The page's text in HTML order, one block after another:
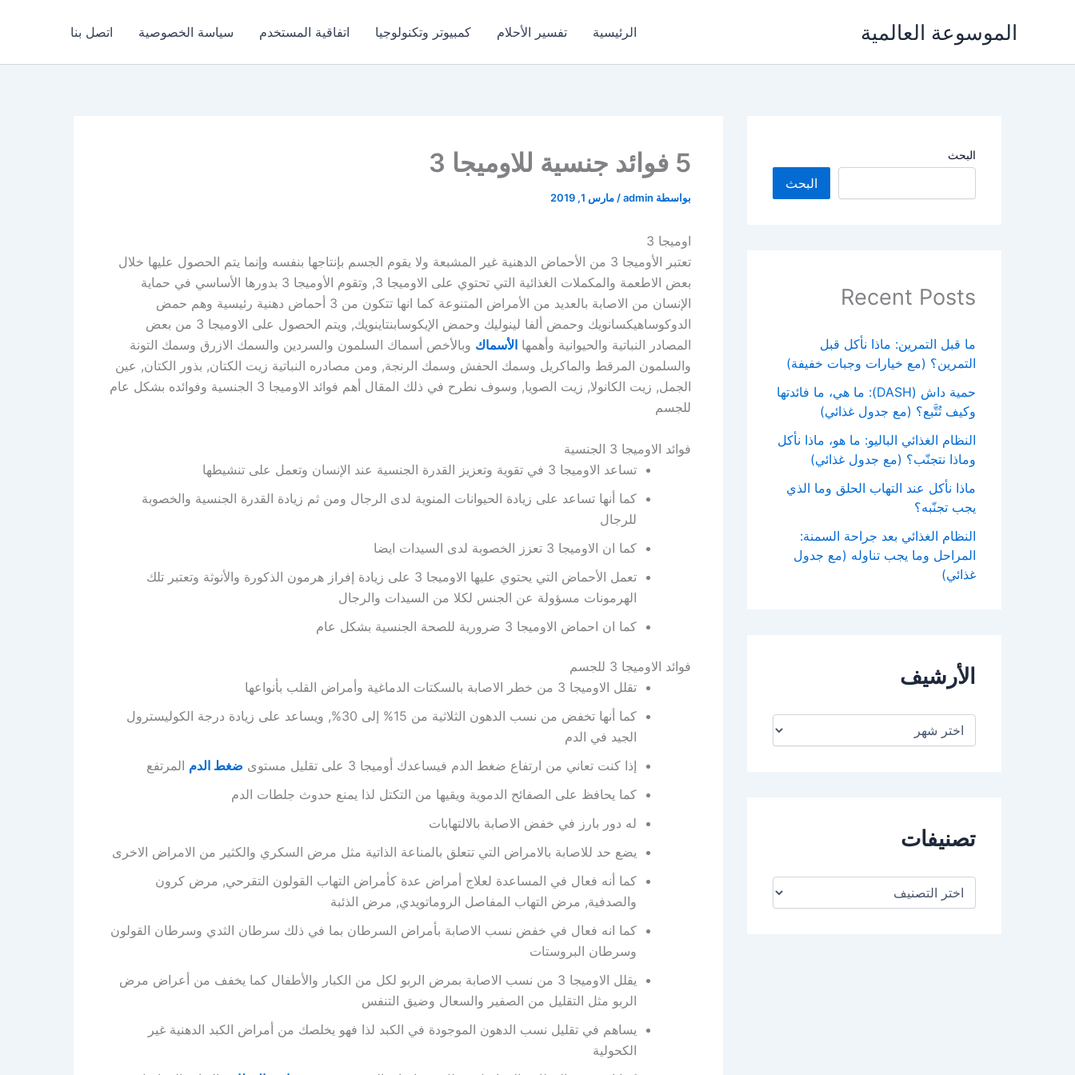
الموسوعة العالمية الرئيسية تفسير الأحلام كمبيوتر وتكنولوجيا اتفاقية المستخدم سياسة الخصوصية اتصل بنا
البحث
البحث
Recent Posts
ما قبل التمرين: ماذا نأكل قبل
التمرين؟ (مع خيارات وجبات خفيفة)
حمية داش (DASH): ما هي، ما فائدتها
وكيف تُتَّبع؟ (مع جدول غذائي)
النظام الغذائي الباليو: ما هو، ماذا نأكل
وماذا نتجنّب؟ (مع جدول غذائي)
ماذا نأكل عند التهاب الحلق وما الذي
يجب تجنّبه؟
النظام الغذائي بعد جراحة السمنة:
المراحل وما يجب تناوله (مع جدول
غذائي)
الأرشيف
تصنيفات
5 فوائد جنسية للاوميجا 3
بواسطة admin
/ مارس 1, 2019
اوميجا 3
تعتبر الأوميجا 3 من الأحماض الدهنية غير المشبعة ولا يقوم الجسم بإنتاجها بنفسه وإنما يتم الحصول عليها خلال
بعض الاطعمة والمكملات الغذائية التي تحتوي على الاوميجا 3, وتقوم الأوميجا 3 بدورها الأساسي في حماية
الإنسان من الاصابة بالعديد من الأمراض المتنوعة كما انها تتكون من 3 أحماض دهنية رئيسية وهم حمض
الدوكوساهيكسانويك وحمض ألفا لينوليك وحمض الإيكوسابنتاينويك, ويتم الحصول على الاوميجا 3 من بعض
المصادر النباتية والحيوانية وأهمها الأسماك وبالأخص أسماك السلمون والسردين والسمك الازرق وسمك التونة
والسلمون المرقط والماكريل وسمك الحفش وسمك الرنجة, ومن مصادره النباتية زيت الكتان, بذور الكتان, عين
الجمل, زيت الكانولا, زيت الصويا, وسوف نطرح في ذلك المقال أهم فوائد الاوميجا 3 الجنسية وفوائده بشكل عام
للجسم
فوائد الاوميجا 3 الجنسية
تساعد الاوميجا 3 في تقوية وتعزيز القدرة الجنسية عند الإنسان وتعمل على تنشيطها
كما أنها تساعد على زيادة الحيوانات المنوية لدى الرجال ومن ثم زيادة القدرة الجنسية والخصوبة
للرجال
كما ان الاوميجا 3 تعزز الخصوبة لدى السيدات ايضا
تعمل الأحماض التي يحتوي عليها الاوميجا 3 على زيادة إفراز هرمون الذكورة والأنوثة وتعتبر تلك
الهرمونات مسؤولة عن الجنس لكلا من السيدات والرجال
كما ان احماض الاوميجا 3 ضرورية للصحة الجنسية بشكل عام
فوائد الاوميجا 3 للجسم
تقلل الاوميجا 3 من خطر الاصابة بالسكتات الدماغية وأمراض القلب بأنواعها
كما أنها تخفض من نسب الدهون الثلاثية من 15% إلى 30%, ويساعد على زيادة درجة الكوليسترول
الجيد في الدم
إذا كنت تعاني من ارتفاع ضغط الدم فيساعدك أوميجا 3 على تقليل مستوى
ضغط الدم المرتفع
كما يحافظ على الصفائح الدموية ويقيها من التكتل لذا يمنع حدوث جلطات الدم
له دور بارز في خفض الاصابة بالالتهابات
يضع حد للاصابة بالامراض التي تتعلق بالمناعة الذاتية مثل مرض السكري والكثير من الامراض الاخرى
كما أنه فعال في المساعدة لعلاج أمراض عدة كأمراض التهاب القولون التقرحي, مرض كرون
والصدفية, مرض التهاب المفاصل الروماتويدي, مرض الذئبة
كما انه فعال في خفض نسب الاصابة بأمراض السرطان بما في ذلك سرطان الثدي وسرطان القولون
وسرطان البروستات
يقلل الاوميجا 3 من نسب الاصابة بمرض الربو لكل من الكبار والأطفال كما يخفف من أعراض مرض
الربو مثل التقليل من الصفير والسعال وضيق التنفس
يساهم في تقليل نسب الدهون الموجودة في الكبد لذا فهو يخلصك من أمراض الكبد الدهنية غير
الكحولية